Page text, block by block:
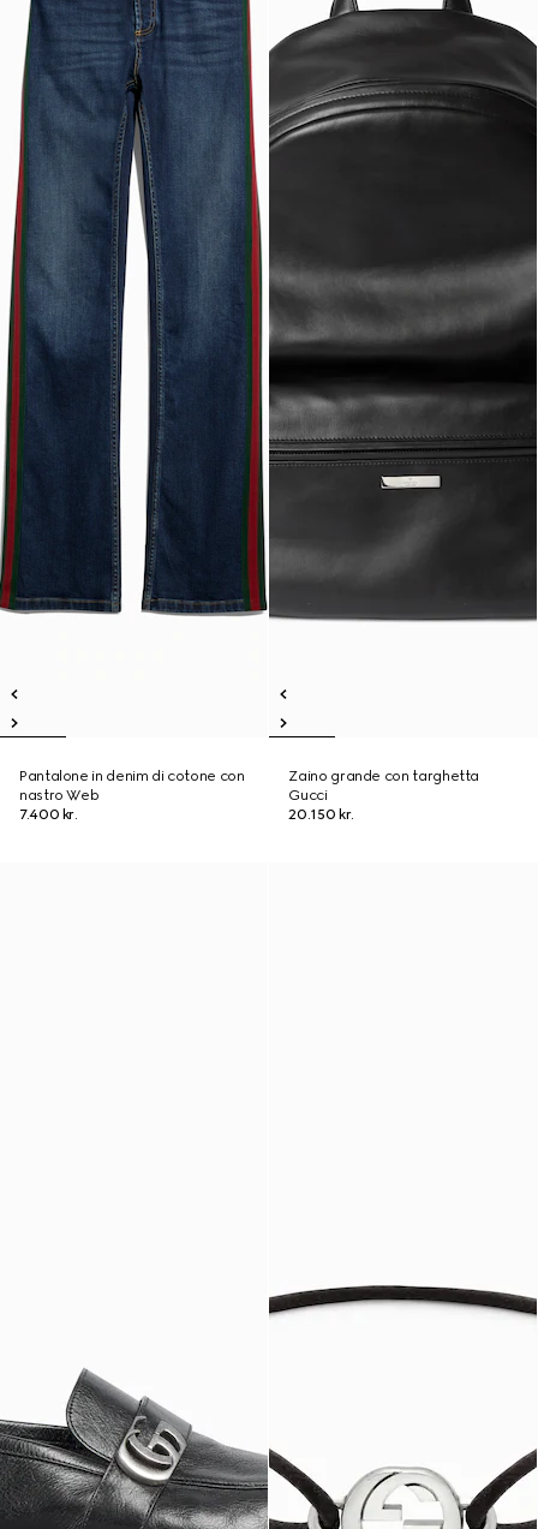
Pantalone in denim di cotone con
nastro Web
7.400 kr.
Zaino grande con targhetta
Gucci
20.150 kr.